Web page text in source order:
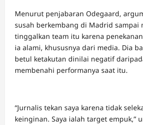
Menurut penjabaran Odegaard,
susah berkembang di Madrid sampai
tinggalkan team itu karena
ia alami, khususnya dari media. Dia
betul ketakutan dinilai negatif
membenahi performanya saat itu.
“Jurnalis tekan saya karena tidak
keinginan. Saya ialah target empuk,”